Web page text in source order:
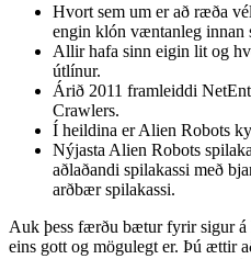
Hvort sem um er að ræða
engin klón væntanleg innan
Allir hafa sinn eigin lit og
útlínur.
Árið 2011 framleiddi
Crawlers.
Í heildina er Alien Robots
Nýjasta Alien Robots
aðlaðandi spilakassi með
arðbær spilakassi.
Auk þess færðu bætur fyrir sigur
eins gott og mögulegt er. Þú ættir